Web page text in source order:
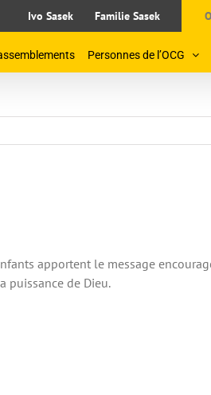
Ivo Sasek Familie Sasek
Personnes de l’OCG
apportent le message
puissance de Dieu.